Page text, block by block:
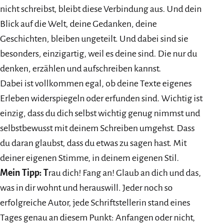
nicht schreibst, bleibt diese Verbindung aus. Und dein
Blick auf die Welt, deine Gedanken, deine
Geschichten, bleiben ungeteilt. Und dabei sind sie
besonders, einzigartig, weil es deine sind. Die nur du
denken, erzählen und aufschreiben kannst.
Dabei ist vollkommen egal, ob deine Texte eigenes
Erleben widerspiegeln oder erfunden sind. Wichtig ist
einzig, dass du dich selbst wichtig genug nimmst und
selbstbewusst mit deinem Schreiben umgehst. Dass
du daran glaubst, dass du etwas zu sagen hast. Mit
deiner eigenen Stimme, in deinem eigenen Stil.
Mein Tipp: Trau dich! Fang an! Glaub an dich und das,
was in dir wohnt und herauswill. Jeder noch so
erfolgreiche Autor, jede Schriftstellerin stand eines
Tages genau an diesem Punkt: Anfangen oder nicht,